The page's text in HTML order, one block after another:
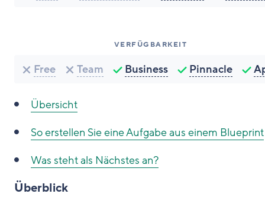
VERFÜGBARKEIT
Free Team Business Pinnacle
Übersicht
So erstellen Sie eine Aufgabe aus einem Blueprint
Was steht als Nächstes an?
Überblick